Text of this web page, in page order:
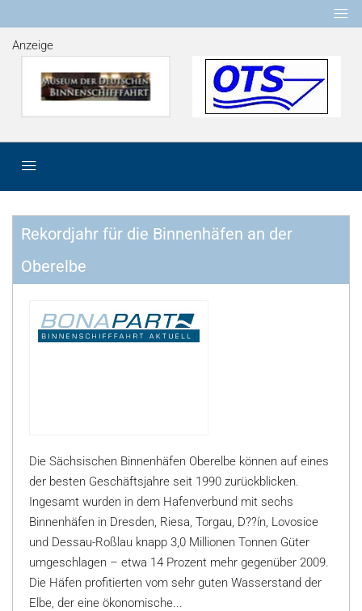
Anzeige
Rekordjahr für die Binnenhäfen an der
Oberelbe
Die Sächsischen Binnenhäfen Oberelbe können auf eines
der besten Geschäftsjahre seit 1990 zurückblicken.
Ingesamt wurden in dem Hafenverbund mit sechs
Binnenhäfen in Dresden, Riesa, Torgau, D??ín, Lovosice
und Dessau-Roßlau knapp 3,0 Millionen Tonnen Güter
umgeschlagen – etwa 14 Prozent mehr gegenüber 2009.
Die Häfen profitierten vom sehr guten Wasserstand der
Elbe, der eine ökonomische...